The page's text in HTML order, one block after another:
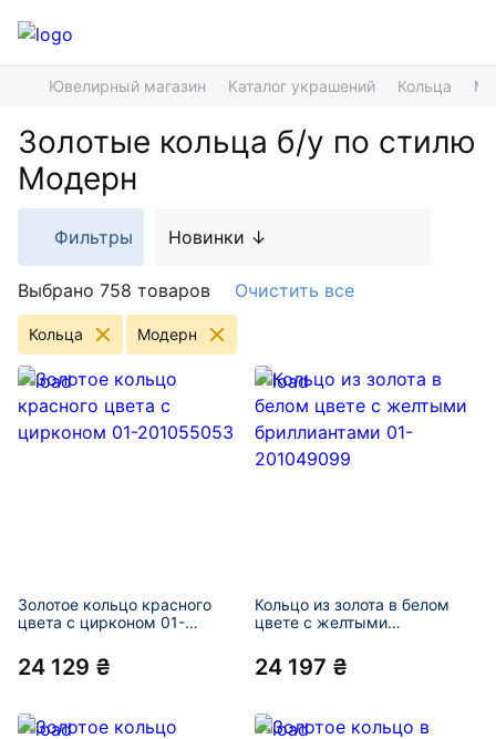
Ювелирный магазин Каталог украшений Кольца
Золотые кольца б/у по стилю
Модерн
Выбрано 758 товаров Очистить все
Кольца Модерн
Фильтры Новинки ↓
Золотое кольцо красного
цвета с цирконом 01-
24 129 ₴
Кольцо из золота в белом
цвете с желтыми
24 197 ₴